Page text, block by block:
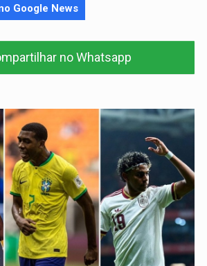
Google News
no Whatsapp